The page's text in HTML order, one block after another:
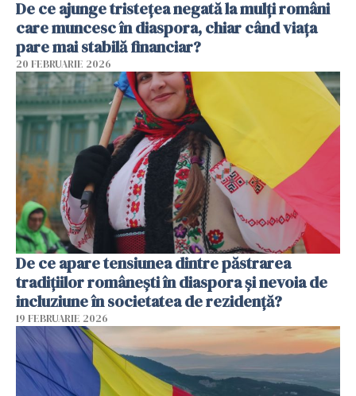
De ce ajunge tristețea negată la mulți români
care muncesc în diaspora, chiar când viața
pare mai stabilă financiar?
20 FEBRUARIE 2026
De ce apare tensiunea dintre păstrarea
tradițiilor românești în diaspora și nevoia de
incluziune în societatea de rezidență?
19 FEBRUARIE 2026